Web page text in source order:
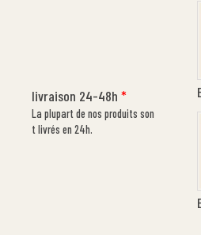
livraison 24-48h*
La plupart de nos produits son
t livrés en 24h.